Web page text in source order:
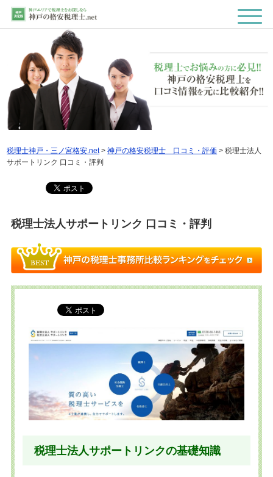
税理士神戸・三ノ宮格安.net>神戸の格安税理士 口コミ・評価 >税理士法人
サポートリンク 口コミ・評判
税理士法人サポートリンク 口コミ・評判
税理士法人サポートリンクの基礎知識